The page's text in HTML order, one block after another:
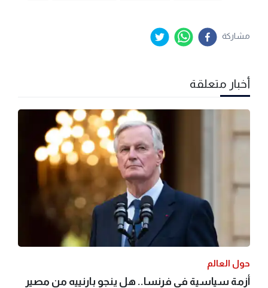
مشاركة
أخبار متعلقة
حول العالم
أزمة سياسية في فرنسا.. هل ينجو بارنييه من مصير